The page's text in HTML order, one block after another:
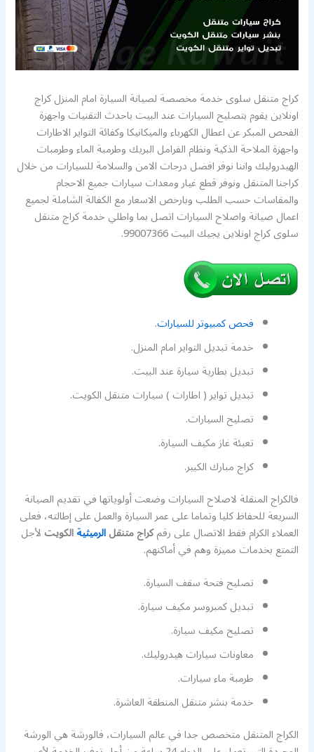
كراج متنقل سلوى خدمة مخصصة لصيانة السيارة امام المنزل كراج
اونلاين يقوم بتصليح السيارات عند البيت باحدث التقنيات واجهزة
الفحص المبكر عن اعطال الكهرباء والميكانيكا وكفائة التواير الاطارات
واجهزة الملاحة الذكية ونظام الفرامل البريك وطرمبة الماء وطرمبات
الهيدروليك واننا نوفر افضل درجات الامن والسلامة للسيارات من خلال
كراجنا المتنقل ونوفر قطع غيار ومعدات سيارات جميع الاحجام
والمقاسات حسب الطلب وبارخص الاسعار مع الكفالة الشاملة لجميع
اعمال صيانة واصلاح السيارات اتصل بما واطلي خدمة كراج متنقل
سلوى كراج اونلاين يجيك البيت 99007366.
فحص كمبيوتر للسيارات.
خدمة تبديل التواير امام المنزل.
تبديل بطارية سيارة عند البيت.
تبديل تواير ( اطارات ) سيارات متنقل الكويت.
تصليح السيارات.
تعبئة غاز مكيف السيارة.
كراج مبارك الكبير.
فالكراج المنقلة لاصلاح السيارات وضعت أولوياتها في تقديم الصيانة
السريعة للحفاظ كليا وتماما على عمر السيارة والعمل على إطالته، فعلى
العملاء الكرام فقط الاتصال على رقمكراج متنقلالرميثيةالكويتلأجل
التمتع بخدمات مميزة وهم في أماكنهم.
تصليح فتحة سقف السيارة.
تبديل كمبروسر مكيف سيارة.
تصليح مكيف سيارة.
معاونات سيارات هيدروليك.
طرمبة ماء سيارات.
خدمة بنشر متنقل المنطقة العاشرة.
الكراج المتنقل متخصص جدا في عالم السيارات، فالورشة هي الورشة